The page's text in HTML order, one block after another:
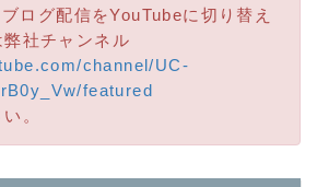
ログ配信をYouTubeに切り替え
社チャンネル
channel/UC-
featured
。